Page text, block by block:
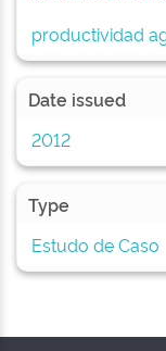
productividad
Date issued
2012
Type
Estudo de Caso